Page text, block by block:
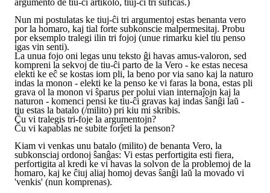
Nun mi postulatas ke tiuj-ĉi tri argumentoj estas benanta vero
por la homaro, kaj tial forte subkonscie malpermesitaj. Probu
por eksemplo tralegi ilin tri fojoj (unue rimarku kiel tiu penso
igas vin senti).
La unua fojo oni legas unu teksto ĝi havas amus-valoron, sed
kompreni la sekvoj de tiu-ĉi parto de la Vero - ke estas necesa
elekti ke eĉ se kostas iom pli, la beno por via sano kaj la naturo
indas la monon - elekti ke la penso ke vi faras la bona, estas pli
grava ol la monon vi ŝparus per polui vian internaĵojn kaj la
naturon - komenci pensi ke tiu-ĉi gravas kaj indas ŝanĝi laŭ -
tiu estas la batalo (/milito) pri kiu mi skribis.
Ĉu vi tralegis tri-foje la argumentojn?
Ĉu vi kapablas ne subite forĵeti la penson?
Kiam vi venkas unu batalo (milito) de benanta Vero, la
subkonsciaj ordonoj ŝanĝas: Vi estas perfortigita esti fiera,
perfortigita al kredi ke vi havas la solvon de la problemoj de la
homaro, kaj ke ĉiuj aliaj homoj devas ŝanĝi laŭ la movado vi
'venkis' (nun komprenas).